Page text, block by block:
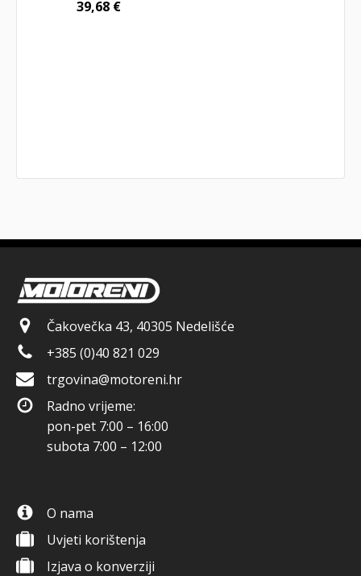
39,68 €
Čakovečka 43, 40305 Nedelišće
+385 (0)40 821 029
trgovina@motoreni.hr
Radno vrijeme:
pon-pet 7:00 – 16:00
subota 7:00 – 12:00
O nama
Uvjeti korištenja
Izjava o konverziji